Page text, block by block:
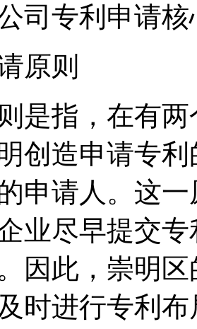
司专利申请
原则
是指，在有
创造申请专
申请人。这
业尽早提交
因此，崇明
时进行专利